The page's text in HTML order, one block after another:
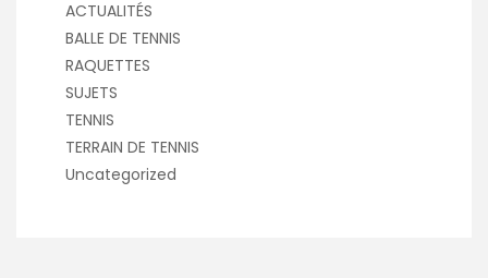
ACTUALITÉS
BALLE DE TENNIS
RAQUETTES
SUJETS
TENNIS
TERRAIN DE TENNIS
Uncategorized